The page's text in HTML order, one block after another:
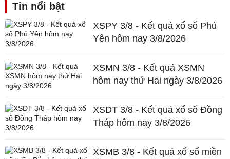
Tin nổi bật
XSPY 3/8 - Kết quả xổ số Phú
Yên hôm nay 3/8/2026
XSMN 3/8 - Kết quả XSMN
hôm nay thứ Hai ngày 3/8/2026
XSDT 3/8 - Kết quả xổ số Đồng
Tháp hôm nay 3/8/2026
XSMB 3/8 - Kết quả xổ số miền